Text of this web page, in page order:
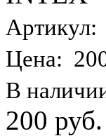
Артикул:
Цена:
В
200 руб.